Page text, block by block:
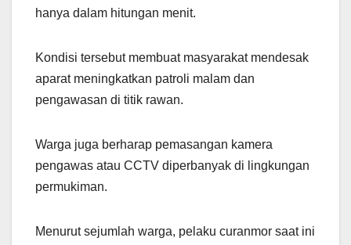
hanya dalam hitungan menit.
Kondisi tersebut membuat masyarakat mendesak
aparat meningkatkan patroli malam dan
pengawasan di titik rawan.
Warga juga berharap pemasangan kamera
pengawas atau CCTV diperbanyak di lingkungan
permukiman.
Menurut sejumlah warga, pelaku curanmor saat ini